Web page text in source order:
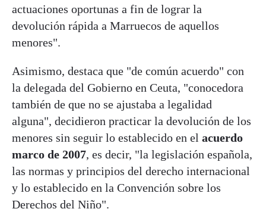
actuaciones oportunas a fin de lograr la
devolución rápida a Marruecos de aquellos
menores".
Asimismo, destaca que "de común acuerdo" con
la delegada del Gobierno en Ceuta, "conocedora
también de que no se ajustaba a legalidad
alguna", decidieron practicar la devolución de los
menores sin seguir lo establecido en el acuerdo
marco de 2007, es decir, "la legislación española,
las normas y principios del derecho internacional
y lo establecido en la Convención sobre los
Derechos del Niño".